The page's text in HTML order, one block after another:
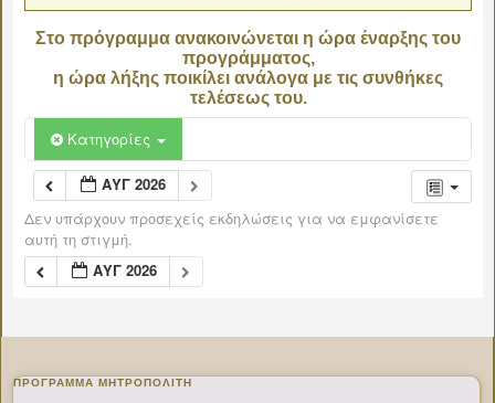
Στο πρόγραμμα ανακοινώνεται η ώρα έναρξης του
προγράμματος,
η ώρα λήξης ποικίλει ανάλογα με τις συνθήκες
τελέσεως του.
Κατηγορίες
ΑΥΓ 2026
Δεν υπάρχουν προσεχείς εκδηλώσεις για να εμφανίσετε
αυτή τη στιγμή.
ΑΥΓ 2026
ΠΡΌΓΡΑΜΜΑ ΜΗΤΡΟΠΟΛΊΤΗ